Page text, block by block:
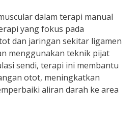
dalam terapi manual
yang fokus pada
dan jaringan sekitar ligamen
menggunakan teknik pijat
sendi, terapi ini membantu
otot, meningkatkan
aliran darah ke area